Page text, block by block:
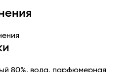
и уверенных в себе
Actual будет сопровождать
самые сильные стороны.
80%, вода, парфюмерная